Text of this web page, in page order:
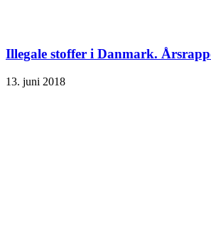
Illegale stoffer i Danmark.
13. juni 2018